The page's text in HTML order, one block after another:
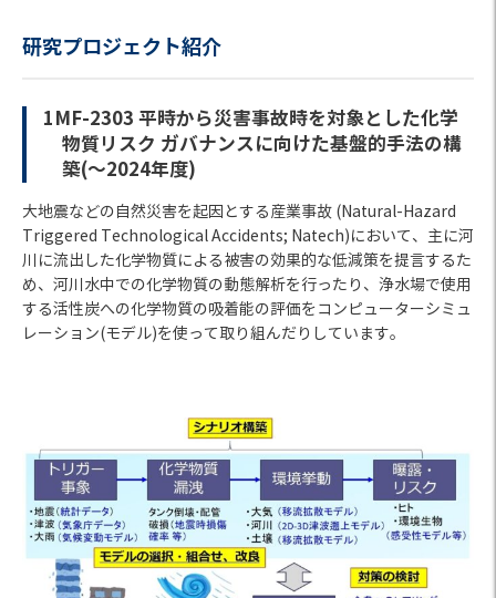
研究プロジェクト紹介
1MF-2303 平時から災害事故時を対象とした化学
物質リスク ガバナンスに向けた基盤的手法の構
築(～2024年度)
大地震などの自然災害を起因とする産業事故 (Natural-Hazard
Triggered Technological Accidents; Natech)において、主に河
川に流出した化学物質による被害の効果的な低減策を提言するた
め、河川水中での化学物質の動態解析を行ったり、浄水場で使用
する活性炭への化学物質の吸着能の評価をコンピューターシミュ
レーション(モデル)を使って取り組んだりしています。